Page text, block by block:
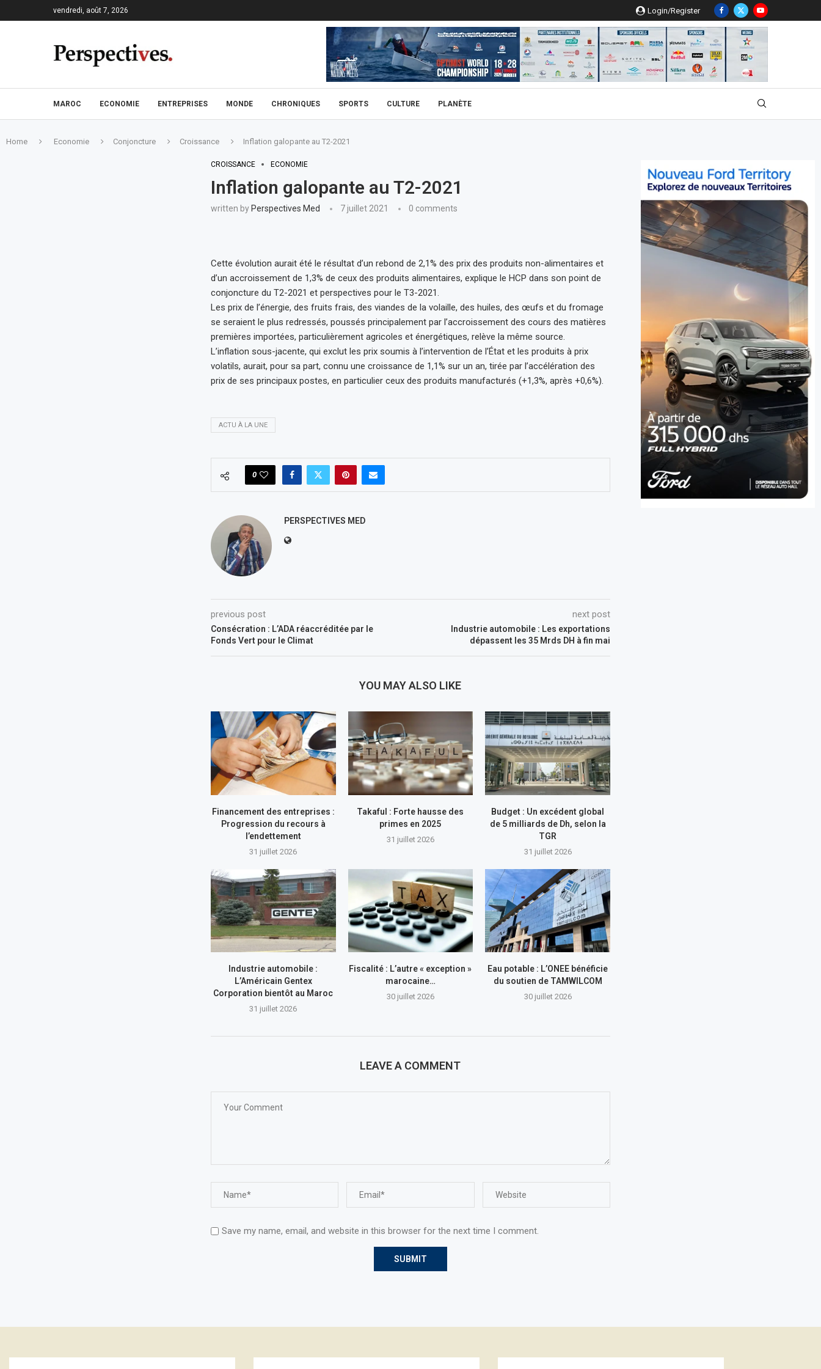
vendredi, août 7, 2026 Login/Register
MAROC ECONOMIE ENTREPRISES MONDE CHRONIQUES SPORTS CULTURE PLANÈTE
Home Economie Conjoncture Croissance Inflation galopante au T2-2021
CROISSANCE ECONOMIE
Inflation galopante au T2-2021
written by Perspectives Med 7 juillet 2021 0 comments
Cette évolution aurait été le résultat d’un rebond de 2,1% des prix des produits non-alimentaires et
d’un accroissement de 1,3% de ceux des produits alimentaires, explique le HCP dans son point de
conjoncture du T2-2021 et perspectives pour le T3-2021.
Les prix de l’énergie, des fruits frais, des viandes de la volaille, des huiles, des œufs et du fromage
se seraient le plus redressés, poussés principalement par l’accroissement des cours des matières
premières importées, particulièrement agricoles et énergétiques, relève la même source.
L’inflation sous-jacente, qui exclut les prix soumis à l’intervention de l’État et les produits à prix
volatils, aurait, pour sa part, connu une croissance de 1,1% sur un an, tirée par l’accélération des
prix de ses principaux postes, en particulier ceux des produits manufacturés (+1,3%, après +0,6%).
ACTU À LA UNE
0
PERSPECTIVES MED
previous post
Consécration : L’ADA réaccréditée par le
Fonds Vert pour le Climat
next post
Industrie automobile : Les exportations
dépassent les 35 Mrds DH à fin mai
YOU MAY ALSO LIKE
Financement des entreprises :
Progression du recours à
l’endettement
31 juillet 2026
Takaful : Forte hausse des
primes en 2025
31 juillet 2026
Budget : Un excédent global
de 5 milliards de Dh, selon la
TGR
31 juillet 2026
Industrie automobile :
L’Américain Gentex
Corporation bientôt au Maroc
31 juillet 2026
Fiscalité : L’autre « exception »
marocaine…
30 juillet 2026
Eau potable : L’ONEE bénéficie
du soutien de TAMWILCOM
30 juillet 2026
LEAVE A COMMENT
Save my name, email, and website in this browser for the next time I comment.